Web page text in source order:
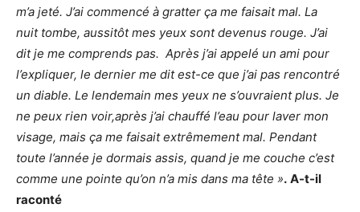
m’a jeté. J’ai commencé à gratter ça me faisait mal. La
nuit tombe, aussitôt mes yeux sont devenus rouge. J’ai
dit je me comprends pas. Après j’ai appelé un ami pour
l’expliquer, le dernier me dit est-ce que j’ai pas rencontré
un diable. Le lendemain mes yeux ne s’ouvraient plus. Je
ne peux rien voir,après j’ai chauffé l’eau pour laver mon
visage, mais ça me faisait extrêmement mal. Pendant
toute l’année je dormais assis, quand je me couche c’est
comme une pointe qu’on n’a mis dans ma tête ». A-t-il
raconté